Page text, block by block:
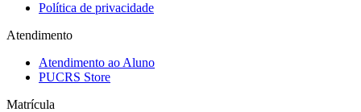
Política de privacidade
Atendimento
Atendimento ao Aluno
PUCRS Store
Matrícula